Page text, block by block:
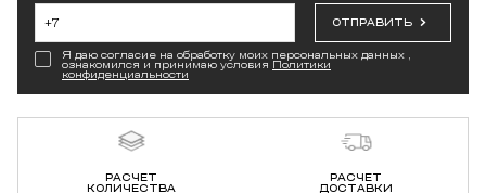
ОТПРАВИТЬ
Я даю согласие на обработку моих персональных данных ,
ознакомился и принимаю условия Политики
конфиденциальности
РАСЧЕТ
КОЛИЧЕСТВА
РАСЧЕТ
ДОСТАВКИ